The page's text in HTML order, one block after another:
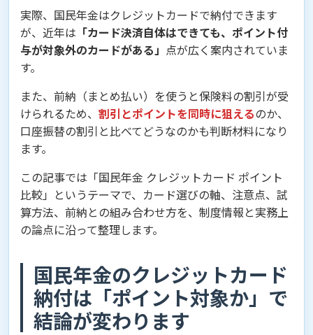
実際、国民年金はクレジットカードで納付できます
が、近年は 「カード決済自体はできても、ポイント付
与が対象外のカードがある」 点が広く案内されていま
す。
また、前納（まとめ払い）を使うと保険料の割引が受
けられるため、 割引とポイントを同時に狙えるのか、
口座振替の割引と比べてどうなのかも判断材料になり
ます。
この記事では「国民年金 クレジットカード ポイント
比較」というテーマで、カード選びの軸、注意点、試
算方法、前納との組み合わせ方を、制度情報と実務上
の論点に沿って整理します。
国民年金のクレジットカード
納付は「ポイント対象か」で
結論が変わります